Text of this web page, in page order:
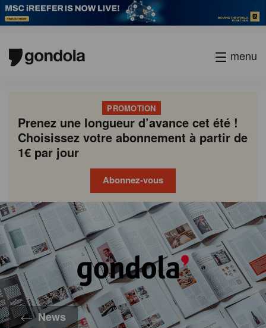
menu
PROMOTION
Prenez une longueur d’avance cet été !
Choisissez votre abonnement à partir de
1€ par jour
Abonnez-vous
News
Gondola
academy
Gondola
society